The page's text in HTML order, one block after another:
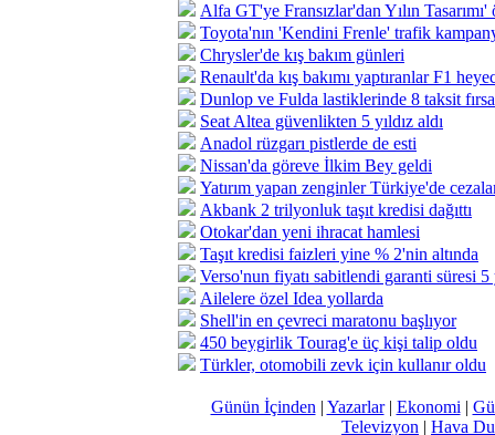
Alfa GT'ye Fransızlar'dan Yılın
Toyota'nın 'Kendini Frenle' trafik
Chrysler'de kış bakım günleri
Renault'da kış bakımı yaptıranlar F1
Dunlop ve Fulda lastiklerinde 8 taksit
Seat Altea güvenlikten 5 yıldız aldı
Anadol rüzgarı pistlerde de esti
Nissan'da göreve İlkim Bey geldi
Yatırım yapan zenginler Türkiye'de
Akbank 2 trilyonluk taşıt kredisi dağıttı
Otokar'dan yeni ihracat hamlesi
Taşıt kredisi faizleri yine % 2'nin altında
Verso'nun fiyatı sabitlendi garanti süresi 5
Ailelere özel Idea yollarda
Shell'in en çevreci maratonu başlıyor
450 beygirlik Tourag'e üç kişi talip oldu
Türkler, otomobili zevk için kullanır oldu
Günün İçinden | Yazarlar| Ekonomi |
Televizyon | Hava